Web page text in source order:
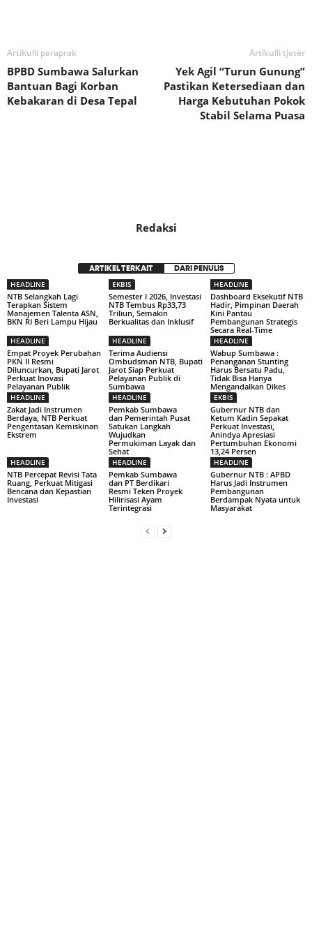
Artikulli paraprak
BPBD Sumbawa Salurkan
Bantuan Bagi Korban
Kebakaran di Desa Tepal
Artikulli tjetër
Yek Agil “Turun Gunung”
Pastikan Ketersediaan dan
Harga Kebutuhan Pokok
Stabil Selama Puasa
Redaksi
ARTIKEL TERKAIT DARI PENULIS
HEADLINE
NTB Selangkah Lagi
Terapkan Sistem
Manajemen Talenta ASN,
BKN RI Beri Lampu Hijau
EKBIS
Semester I 2026, Investasi
NTB Tembus Rp33,73
Triliun, Semakin
Berkualitas dan Inklusif
HEADLINE
Dashboard Eksekutif NTB
Hadir, Pimpinan Daerah
Kini Pantau
Pembangunan Strategis
Secara Real-Time
HEADLINE
Empat Proyek Perubahan
PKN II Resmi
Diluncurkan, Bupati Jarot
Perkuat Inovasi
Pelayanan Publik
HEADLINE
Terima Audiensi
Ombudsman NTB, Bupati
Jarot Siap Perkuat
Pelayanan Publik di
Sumbawa
HEADLINE
Wabup Sumbawa :
Penanganan Stunting
Harus Bersatu Padu,
Tidak Bisa Hanya
Mengandalkan Dikes
HEADLINE
Zakat Jadi Instrumen
Berdaya, NTB Perkuat
Pengentasan Kemiskinan
Ekstrem
HEADLINE
Pemkab Sumbawa
dan Pemerintah Pusat
Satukan Langkah
Wujudkan
Permukiman Layak dan
Sehat
EKBIS
Gubernur NTB dan
Ketum Kadin Sepakat
Perkuat Investasi,
Anindya Apresiasi
Pertumbuhan Ekonomi
13,24 Persen
HEADLINE
NTB Percepat Revisi Tata
Ruang, Perkuat Mitigasi
Bencana dan Kepastian
Investasi
HEADLINE
Pemkab Sumbawa
dan PT Berdikari
Resmi Teken Proyek
Hilirisasi Ayam
Terintegrasi
HEADLINE
Gubernur NTB : APBD
Harus Jadi Instrumen
Pembangunan
Berdampak Nyata untuk
Masyarakat